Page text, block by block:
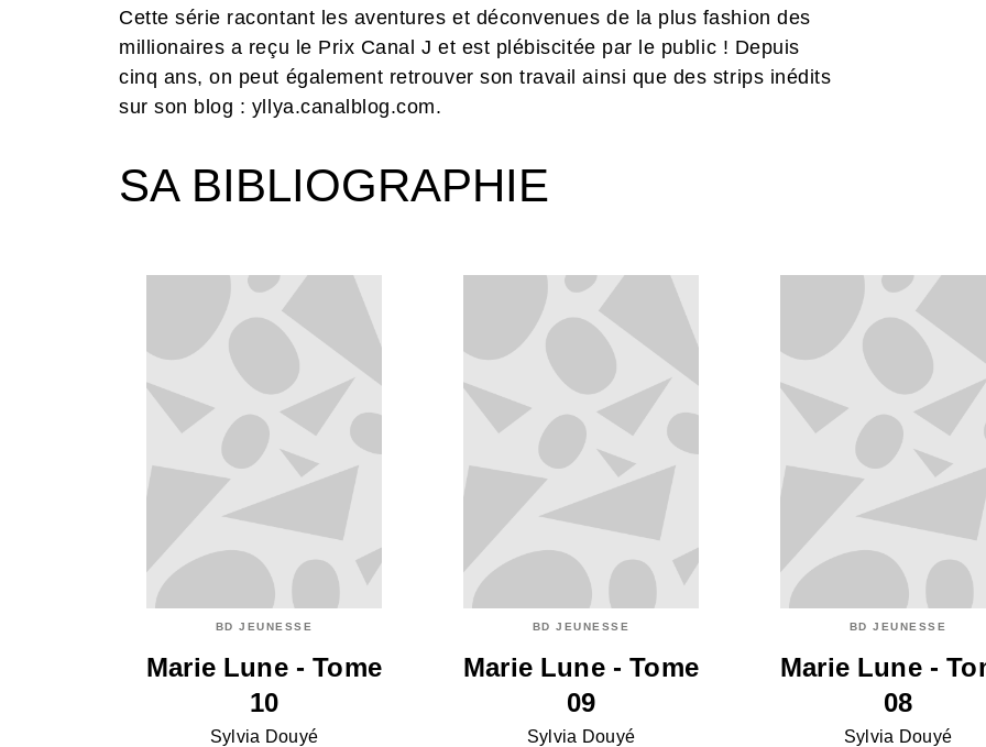
Cette série racontant les aventures et déconvenues de la plus fashion des
millionaires a reçu le Prix Canal J et est plébiscitée par le public ! Depuis
cinq ans, on peut également retrouver son travail ainsi que des strips inédits
sur son blog : yllya.canalblog.com.
SA BIBLIOGRAPHIE
BD JEUNESSE
Marie Lune - Tome
10
Sylvia Douyé
BD JEUNESSE
Marie Lune - Tome
09
Sylvia Douyé
BD JEUNESSE
Marie Lune -
08
Sylvia Douyé